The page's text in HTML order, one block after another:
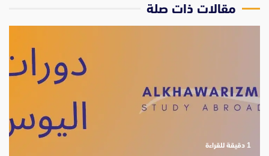
مقالات ذات صلة
‫1 دقيقة للقراءة